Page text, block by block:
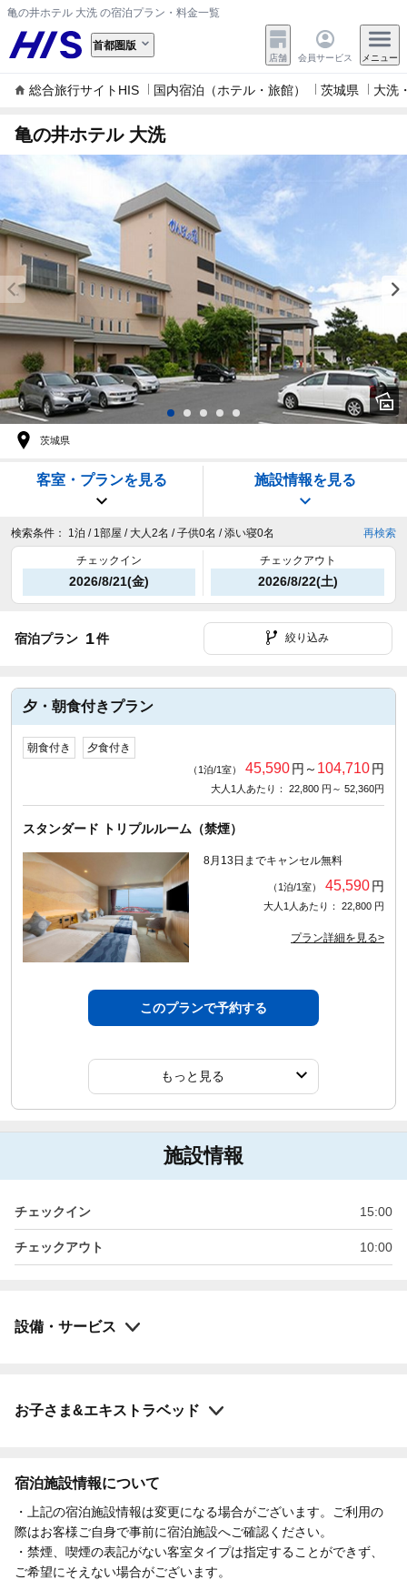
亀の井ホテル 大洗 の宿泊プラン・料金一覧
首都圏版
店舗 会員サービス メニュー
総合旅行サイトHIS 国内宿泊（ホテル・旅館） 茨城県 大洗
亀の井ホテル 大洗
茨城県
客室・プランを見る 施設情報を見る
検索条件： 1泊 / 1部屋 / 大人2名 / 子供0名 / 添い寝0名 再検索
チェックイン
2026/8/21(金)
チェックアウト
2026/8/22(土)
宿泊プラン 1件 絞り込み
夕・朝食付きプラン
朝食付き 夕食付き
（1泊/1室） 45,590円～ 104,710円
大人1人あたり： 22,800 円～ 52,360円
スタンダード トリプルルーム（禁煙）
8月13日までキャンセル無料
（1泊/1室） 45,590円
大人1人あたり： 22,800 円
プラン詳細を見る>
このプランで予約する
もっと見る
施設情報
チェックイン 15:00
チェックアウト 10:00
設備・サービス
お子さま&エキストラベッド
宿泊施設情報について
・上記の宿泊施設情報は変更になる場合がございます。ご利用の
際はお客様ご自身で事前に宿泊施設へご確認ください。
・禁煙、喫煙の表記がない客室タイプは指定することができず、
ご希望にそえない場合がございます。